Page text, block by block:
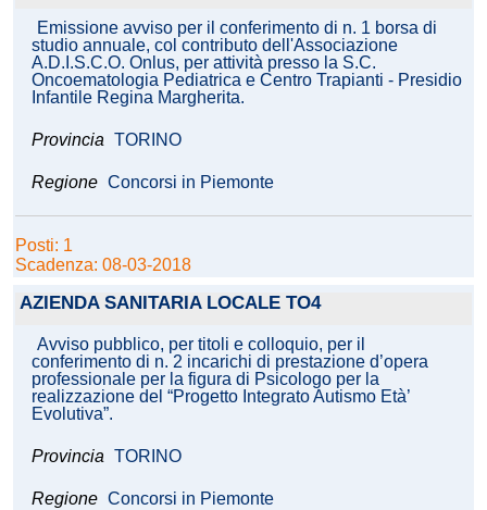
Emissione avviso per il conferimento di n. 1 borsa di
studio annuale, col contributo dell'Associazione
A.D.I.S.C.O. Onlus, per attività presso la S.C.
Oncoematologia Pediatrica e Centro Trapianti - Presidio
Infantile Regina Margherita.
Provincia TORINO
Regione Concorsi in Piemonte
Posti: 1
Scadenza: 08-03-2018
AZIENDA SANITARIA LOCALE TO4
Avviso pubblico, per titoli e colloquio, per il
conferimento di n. 2 incarichi di prestazione d’opera
professionale per la figura di Psicologo per la
realizzazione del “Progetto Integrato Autismo Età’
Evolutiva”.
Provincia TORINO
Regione Concorsi in Piemonte